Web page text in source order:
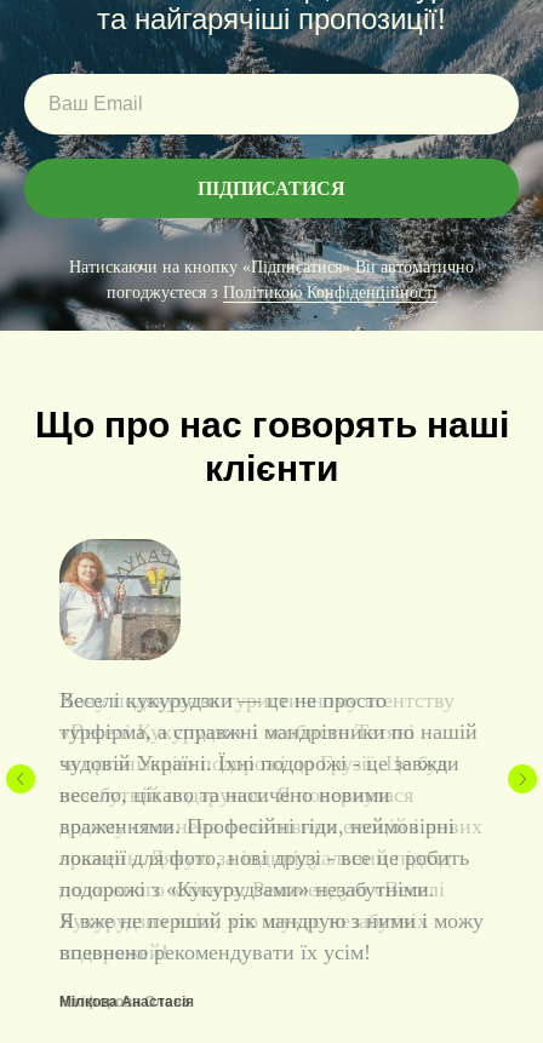
та найгарячіші пропозиції!
ПІДПИСАТИСЯ
Натискаючи на кнопку «Підписатися» Ви автоматично
погоджуєтеся зПолітикою Конфіденційності
Що про нас говорять наші
клієнти
Хочу подякувати туристичному агентству
«Веселі Кукурудзи» і особисто Тетяні
за організацію подорожі до Грузії. Це був
незабутній подарунок. Я повернулася
додому сповнена позитивних емоцій і нових
вражень. Дякую за індивідуальний підхід
до кожного клієнта. Рекомендую «Веселі
Кукурудзи» всім, хто шукає незабутніх
подорожей!
Нікіфорова Олена